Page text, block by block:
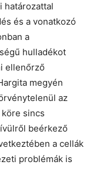
határozattal
és a vonatkozó
a
hulladékot
ellenőrző
megyén
az
sincs
beérkező
a cellák
problémák is